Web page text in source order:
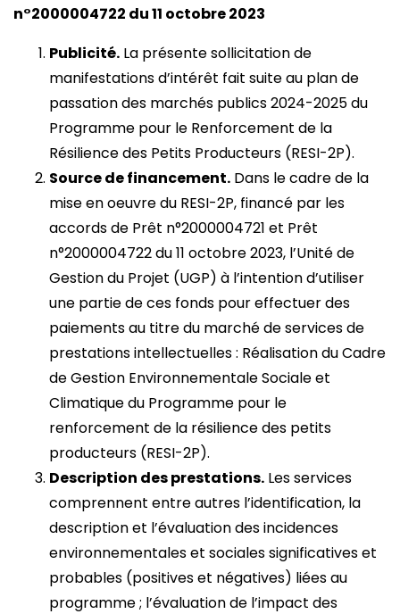
n°2000004722 du 11 octobre 2023
Publicité. La présente sollicitation de
manifestations d’intérêt fait suite au plan de
passation des marchés publics 2024-2025 du
Programme pour le Renforcement de la
Résilience des Petits Producteurs (RESI-2P).
Source de financement. Dans le cadre de la
mise en oeuvre du RESI-2P, financé par les
accords de Prêt n°2000004721 et Prêt
n°2000004722 du 11 octobre 2023, l’Unité de
Gestion du Projet (UGP) à l’intention d’utiliser
une partie de ces fonds pour effectuer des
paiements au titre du marché de services de
prestations intellectuelles : Réalisation du Cadre
de Gestion Environnementale Sociale et
Climatique du Programme pour le
renforcement de la résilience des petits
producteurs (RESI-2P).
Description des prestations. Les services
comprennent entre autres l’identification, la
description et l’évaluation des incidences
environnementales et sociales significatives et
probables (positives et négatives) liées au
programme ; l’évaluation de l’impact des